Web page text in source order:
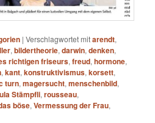
|Verschlagwortet mitarendt,
,bildertheorie,darwin,denken,
richtigen friseurs,freud,hormone,
,kant,konstruktivismus,korsett,
turn,magersucht,menschenbild,
Stämpfli,rousseau,
böse,Vermessung der Frau,